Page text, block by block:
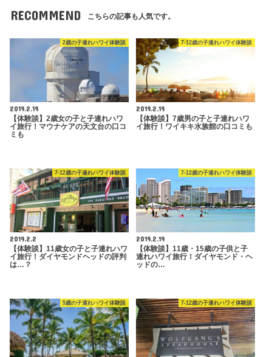
RECOMMEND こちらの記事も人気です。
2歳の子連れハワイ体験談
2019.2.19
【体験談】2歳女の子と子連れハワ
イ旅行！マウナケアの天文台の口コ
ミも
7-12歳の子連れハワイ体験談
2019.2.19
【体験談】7歳男の子と子連れハワ
イ旅行！ワイキキ水族館の口コミも
7-12歳の子連れハワイ体験談
2019.2.2
【体験談】11歳女の子と子連れハワ
イ旅行！ダイヤモンドヘッドの評判
は…？
7-12歳の子連れハワイ体験談
2019.2.19
【体験談】11歳・15歳の子供と子
連れハワイ旅行！ダイヤモンド・ヘ
ッドの…
5歳の子連れハワイ体験談 7-12歳の子連れハワイ体験談